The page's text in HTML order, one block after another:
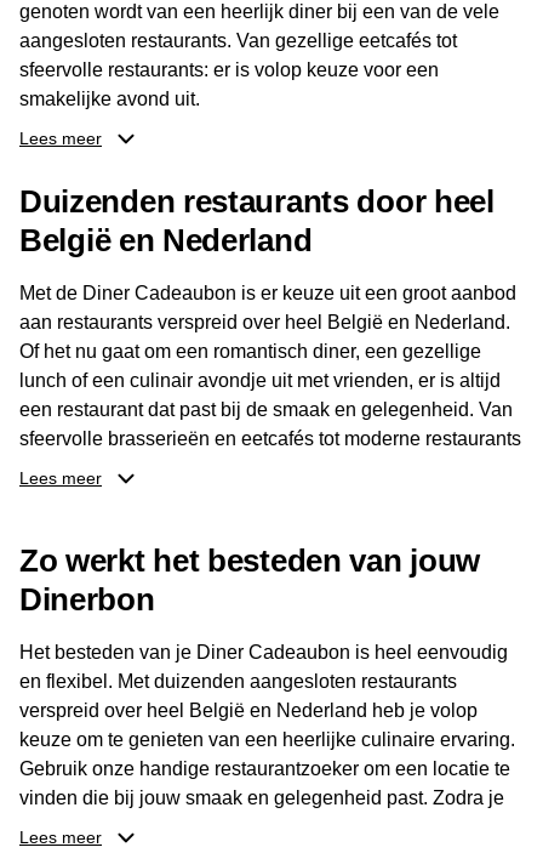
genoten wordt van een heerlijk diner bij een van de vele
aangesloten restaurants. Van gezellige eetcafés tot
sfeervolle restaurants: er is volop keuze voor een
smakelijke avond uit.
ontvanger eenvoudig een locatie kiezen die past bij de
smaak en gelegenheid. Zo geeft de Diner Cadeaubon niet
alleen een diner, maar ook een gezellig moment om
Lees meer
Duizenden restaurants door heel
België en Nederland
Met de Diner Cadeaubon is er keuze uit een groot aanbod
aan restaurants verspreid over heel België en Nederland.
Of het nu gaat om een romantisch diner, een gezellige
lunch of een culinair avondje uit met vrienden, er is altijd
een restaurant dat past bij de smaak en gelegenheid. Van
sfeervolle brasserieën en eetcafés tot moderne restaurants
en gastronomische locaties: er is voor ieder wat wils.
buurt, bijvoorbeeld in Brussel, Antwerpen, Gent of Brugge.
De ontvanger kiest zelf waar en wanneer er wordt genoten
van deze culinaire ervaring. Zo is de Diner Cadeaubon
niet alleen een diner, maar een bijzondere belevenis.
Lees meer
Zo werkt het besteden van jouw
Dinerbon
Het besteden van je Diner Cadeaubon is heel eenvoudig
en flexibel. Met duizenden aangesloten restaurants
verspreid over heel België en Nederland heb je volop
keuze om te genieten van een heerlijke culinaire ervaring.
Gebruik onze handige restaurantzoeker om een locatie te
vinden die bij jouw smaak en gelegenheid past. Zodra je
je keuze hebt gemaakt, kun je eenvoudig reserveren en na
Lees meer